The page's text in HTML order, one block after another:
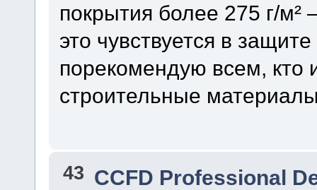
покрытия более 275 г/м²
это чувствуется в
порекомендую всем, кто
строительные
43 CCFD Professional